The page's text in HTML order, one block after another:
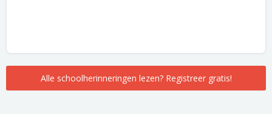
Alle schoolherinneringen lezen? Registreer gratis!